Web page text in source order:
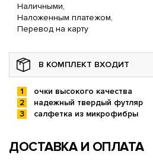
Наличными,
Наложенным платежом,
Перевод на карту
В КОМПЛЕКТ ВХОДИТ
очки высокого качества
надежный твердый футляр
салфетка из микрофибры
ДОСТАВКА И ОПЛАТА